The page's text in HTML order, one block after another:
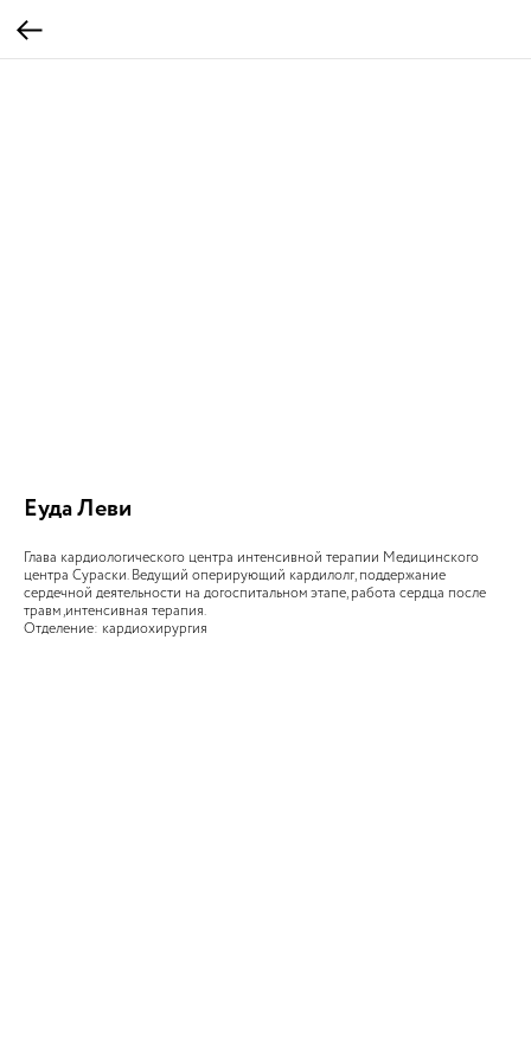
Еуда Леви
Глава кардиологического центра интенсивной терапии Медицинского
центра Сураски. Ведущий оперирующий кардилолг, поддержание
сердечной деятельности на догоспитальном этапе, работа сердца после
травм ,интенсивная терапия.
Отделение: кардиохирургия